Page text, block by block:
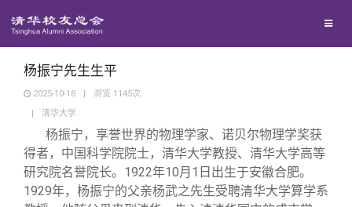
院系校友工作
回馈母校
捐赠新闻
《清华校友通讯》
百年清华
杨振宁先生生平
2025-10-18 | 浏览 1145次
|
清华大学
杨振宁，享誉世界的物理学家、诺贝尔物理学奖获
得者，中国科学院院士，清华大学教授、清华大学高等
研究院名誉院长。1922年10月1日出生于安徽合肥。
1929年，杨振宁的父亲杨武之先生受聘清华大学算学系